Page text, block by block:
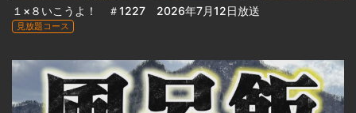
１×８いこうよ！ ＃1227 2026年7月12日放送
見放題コース